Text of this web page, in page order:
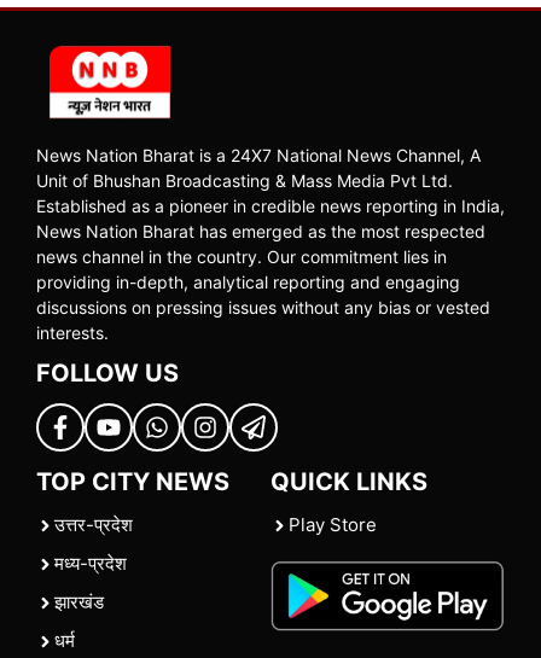
News Nation Bharat is a 24X7 National News Channel, A
Unit of Bhushan Broadcasting & Mass Media Pvt Ltd.
Established as a pioneer in credible news reporting in India,
News Nation Bharat has emerged as the most respected
news channel in the country. Our commitment lies in
providing in-depth, analytical reporting and engaging
discussions on pressing issues without any bias or vested
interests.
FOLLOW US
TOP CITY NEWS
उत्तर-प्रदेश
मध्य-प्रदेश
झारखंड
धर्म
QUICK LINKS
Play Store